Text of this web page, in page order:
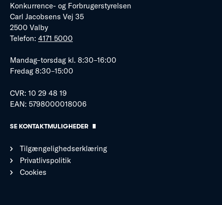
Konkurrence- og Forbrugerstyrelsen
Carl Jacobsens Vej 35
2500 Valby
Telefon: 4171 5000
Mandag–torsdag kl. 8:30–16:00
Fredag 8:30–15:00
CVR: 10 29 48 19
EAN: 5798000018006
SE KONTAKTMULIGHEDER
Tilgængelighedserklæring
Privatlivspolitik
Cookies